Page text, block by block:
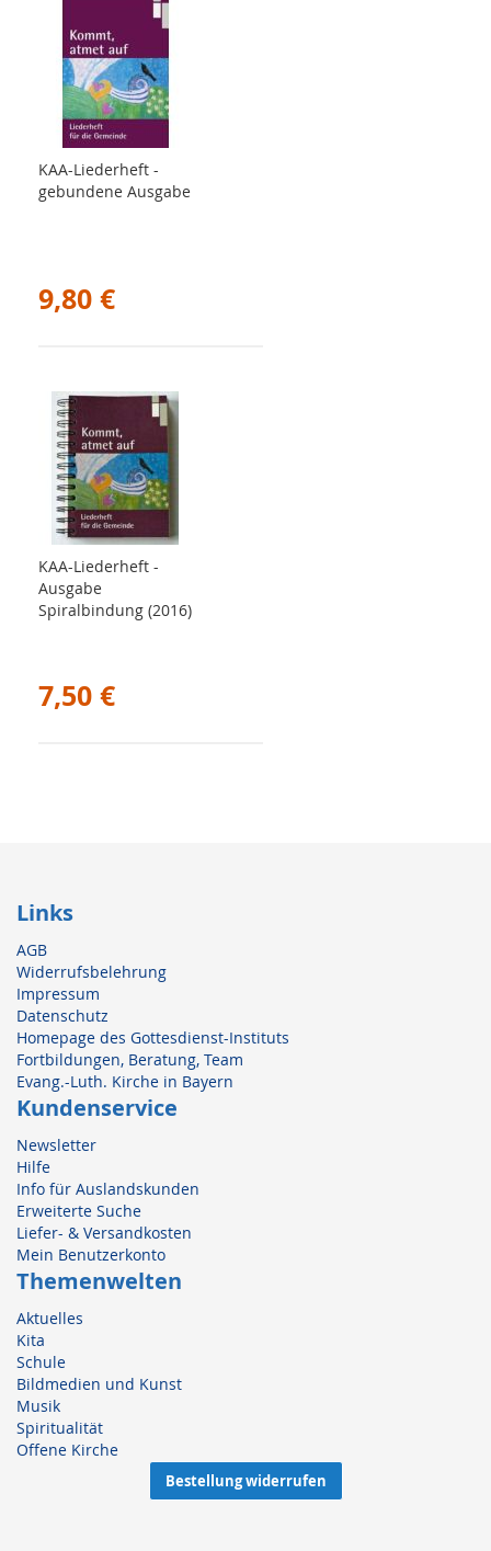
KAA-Liederheft -
gebundene Ausgabe
9,80 €
KAA-Liederheft -
Ausgabe
Spiralbindung (2016)
7,50 €
Links
AGB
Widerrufsbelehrung
Impressum
Datenschutz
Homepage des Gottesdienst-Instituts
Fortbildungen, Beratung, Team
Evang.-Luth. Kirche in Bayern
Kundenservice
Newsletter
Hilfe
Info für Auslandskunden
Erweiterte Suche
Liefer- & Versandkosten
Mein Benutzerkonto
Themenwelten
Aktuelles
Kita
Schule
Bildmedien und Kunst
Musik
Spiritualität
Offene Kirche
Bestellung widerrufen